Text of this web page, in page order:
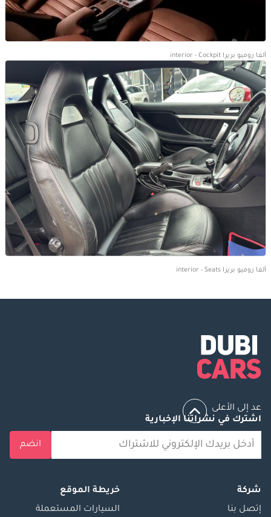
ألفا روميو بريرا interior - Cockpit
ألفا روميو بريرا interior - Seats
عد إلى الأعلى
اشترك في نشراتنا الإخبارية
انضم
شركة
إتصل بنا
خريطة الموقع
السيارات المستعملة